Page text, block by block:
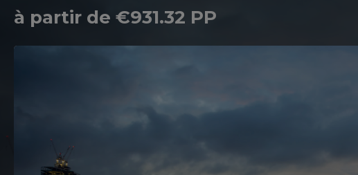
à partir de €931.32 PP